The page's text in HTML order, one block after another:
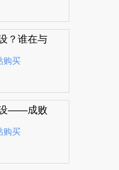
？谁在与
购买
设——成败
购买